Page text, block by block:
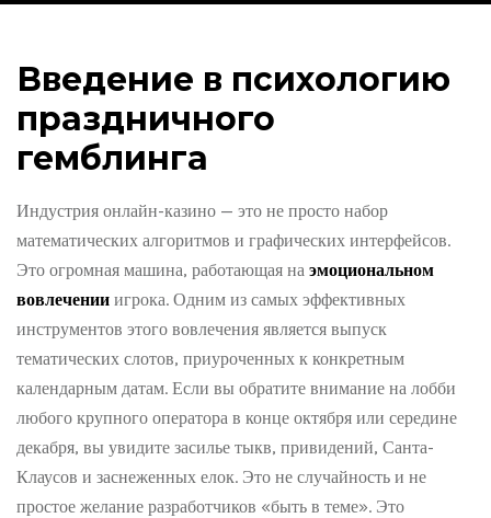
Введение в психологию
праздничного
гемблинга
Индустрия онлайн-казино — это не просто набор
математических алгоритмов и графических интерфейсов.
Это огромная машина, работающая на эмоциональном
вовлечении игрока. Одним из самых эффективных
инструментов этого вовлечения является выпуск
тематических слотов, приуроченных к конкретным
календарным датам. Если вы обратите внимание на лобби
любого крупного оператора в конце октября или середине
декабря, вы увидите засилье тыкв, привидений, Санта-
Клаусов и заснеженных елок. Это не случайность и не
простое желание разработчиков «быть в теме». Это